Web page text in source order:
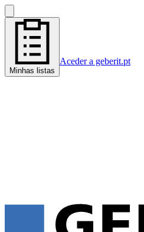
Minhas listas
Aceder a geberit.pt